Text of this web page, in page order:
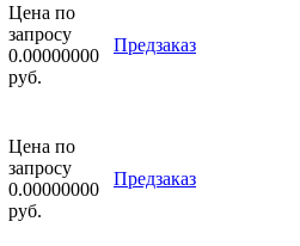
Цена по
запросу
0.00000000
руб.
Предзаказ
Цена по
запросу
0.00000000
руб.
Предзаказ